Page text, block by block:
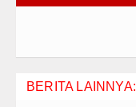
BERITA LAINNYA: